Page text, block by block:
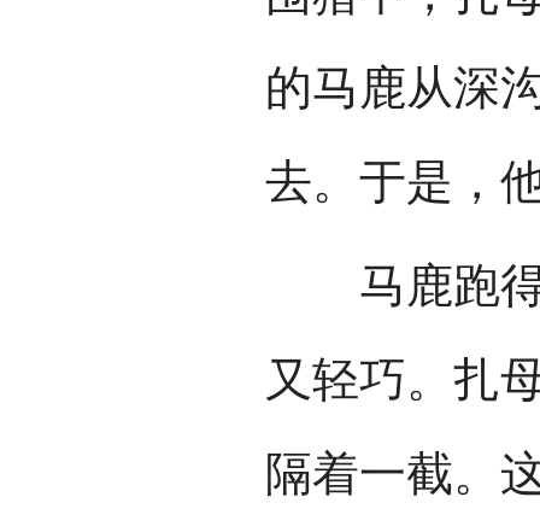
的马鹿从深
去。于是，
马鹿跑得
又轻巧。扎
隔着一截。